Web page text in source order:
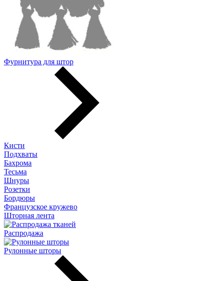
Фурнитура для штор
Кисти
Подхваты
Бахрома
Тесьма
Шнуры
Розетки
Бордюры
Французское кружево
Шторная лента
Распродажа
Рулонные шторы